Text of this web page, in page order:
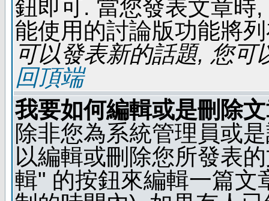
鈕即可. 當您發表文章時
能使用的討論版功能將
可以發表新的話題, 您可
回頂端
我要如何編輯或是刪除
除非您為系統管理員或
以編輯或刪除您所發表
輯" 的按鈕來編輯一篇文